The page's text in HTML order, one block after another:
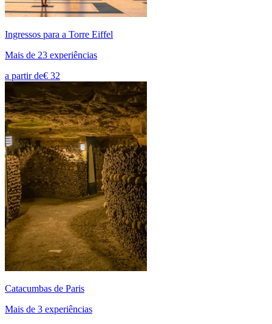
Ingressos para a Torre Eiffel
Mais de 23 experiências
a partir de€ 32
Catacumbas de Paris
Mais de 3 experiências